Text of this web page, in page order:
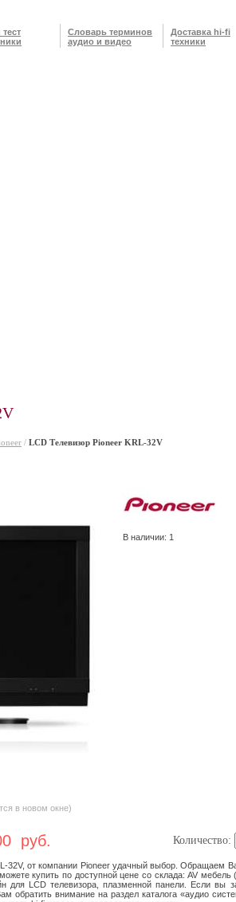
Словарь терминов
аудио и видео
Доставка hi-fi
техники
/ LCD Телевизор Pioneer KRL-32V
в новом окне)
В наличии: 1
руб. Количество:
32V, от компании Pioneer удачный выбор. Обращаем
купить по доступной цене со склада: AV мебель
для LCD телевизора, плазменной панели. Если вы
обратить внимание на раздел каталога «аудио